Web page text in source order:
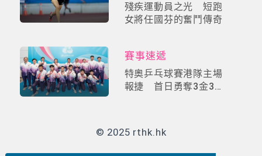
殘疾運動員之光 短跑
女將任國芬的奮鬥傳奇
賽事速遞
特奧乒乓球賽港隊主場
報捷 首日勇奪3金3銀
© 2025 rthk.hk